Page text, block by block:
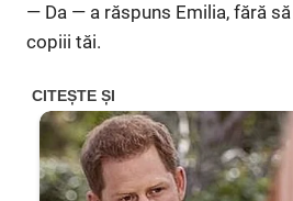
— Da — a răspuns Emilia, fără
copiii tăi.